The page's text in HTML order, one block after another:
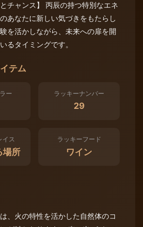
とチャンス】 丙辰の持つ特別なエネ
あなたに新しい気づきをもたらし
を活かしながら、未来への扉を開
るタイミングです。
テム
ー ラッキーナンバー
29
イス
場所
ラッキーフード
ワイン
、火の特性を活かした自然体のコ